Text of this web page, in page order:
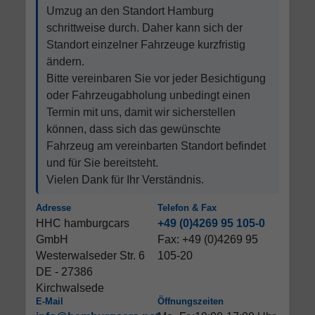
Umzug an den Standort Hamburg
schrittweise durch. Daher kann sich der
Standort einzelner Fahrzeuge kurzfristig
ändern.
Bitte vereinbaren Sie vor jeder Besichtigung
oder Fahrzeugabholung unbedingt einen
Termin mit uns, damit wir sicherstellen
können, dass sich das gewünschte
Fahrzeug am vereinbarten Standort befindet
und für Sie bereitsteht.
Vielen Dank für Ihr Verständnis.
Adresse
HHC hamburgcars
GmbH
Westerwalseder Str. 6
DE - 27386
Kirchwalsede
Telefon & Fax
+49 (0)4269 95 105-0
Fax: +49 (0)4269 95
105-20
E-Mail Öffnungszeiten